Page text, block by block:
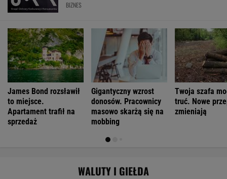
BIZNES
James Bond rozsławił
to miejsce.
Apartament trafił na
sprzedaż
Gigantyczny wzrost
donosów. Pracownicy
masowo skarżą się na
mobbing
Twoja szafa
truć. Nowe
zmieniają
WALUTY I GIEŁDA